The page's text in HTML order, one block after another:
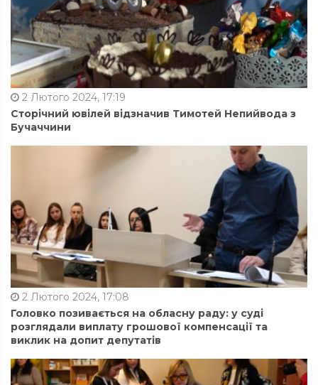
2 Лютого 2024, 17:19
Сторічний ювілей відзначив Тимотей Непийвода з
Бучаччини
2 Лютого 2024, 17:08
Головко позивається на обласну раду: у суді
розглядали виплату грошової компенсації та
виклик на допит депутатів